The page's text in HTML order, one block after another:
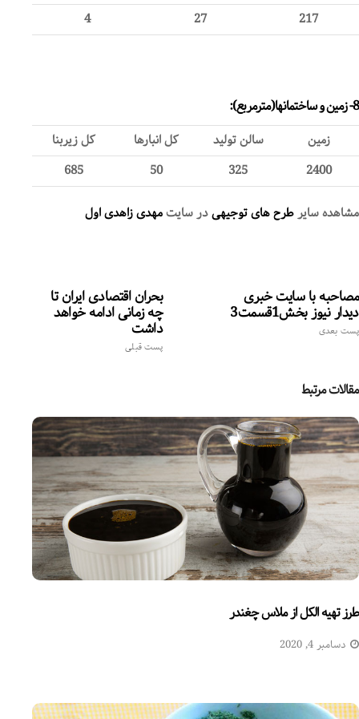
217
27
4
8- زمین و ساختمانها(مترمربع):
زمین سالن تولید کل انبارها
کل زیربنا
2400
325
50
685
مشاهده سایرطرح های توجیهیدر سایتمهدی زاهدی اول
بحران اقتصادی ایران تا
چه زمانی ادامه خواهد
داشت
پست قبلی
مصاحبه با سایت خبری
دیدار نیوز بخش1قسمت3
پست بعدی
مقالات مرتبط
طرز تهیه الکل از ملاس چغندر
دسامبر 4, 2020